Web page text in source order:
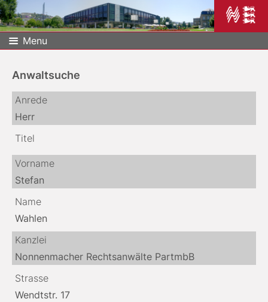
Menu
Anwaltsuche
Anrede
Herr
Titel
Vorname
Stefan
Name
Wahlen
Kanzlei
Nonnenmacher Rechtsanwälte PartmbB
Strasse
Wendtstr. 17